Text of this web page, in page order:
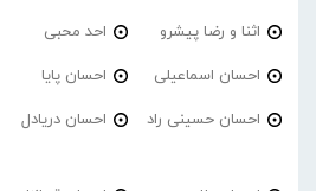
اثنا و رضا پیشرو احد محبی
احسان اسماعیلی احسان پایا
احسان حسینی راد احسان دریادل